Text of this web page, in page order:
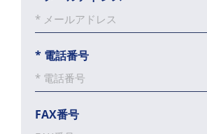
* 電話番号
FAX番号